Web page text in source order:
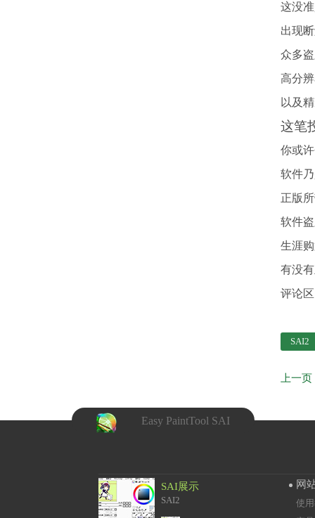
这没
出现
众多
高分
以及
这笔
你或
软件
正版
软件
生涯
有没
评论
SAI2
Easy PaintTool SAI
SAI展示
SAI2
网
使